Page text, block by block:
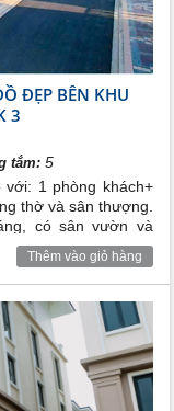
ĐẸP BÊN KHU
3
tắm: 5
1 phòng khách+
thờ và sân thượng.
có sân vườn và
chủ nhà trang bị
đại). Tiện ích xung
Thêm vào giỏ hàng